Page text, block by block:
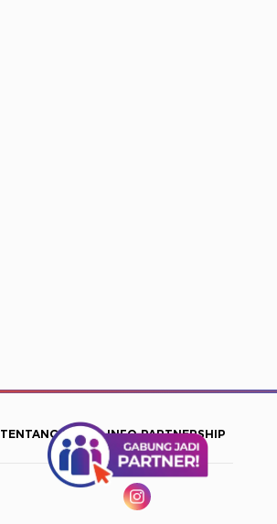
TENTANG KAMI INFO PARTNERSHIP